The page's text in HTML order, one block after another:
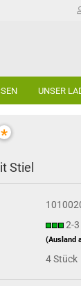
UNSER
*
Stiel
2-
(Ausland
4Stück